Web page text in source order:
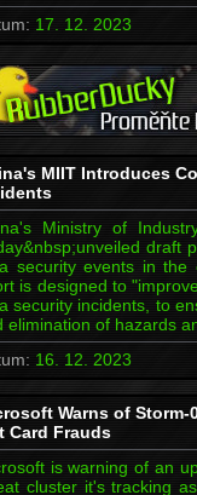
17. 12. 2023
MIIT Introduces
Ministry of
draft
security events in the
is designed to
security incidents, to
elimination of hazards
16. 12. 2023
Warns of
Card Frauds
is warning of an
cluster it's tracking